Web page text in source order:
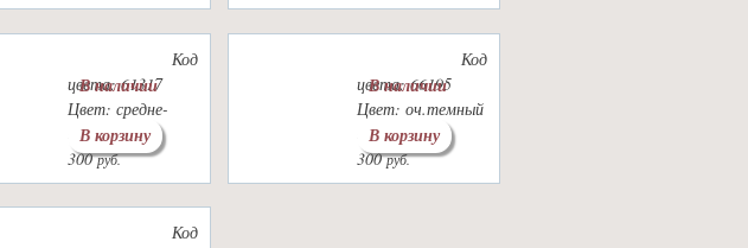
Код
цвета: 61317
Цвет: средне-
серый
300руб.
В наличии
В корзину
Код
цвета: 66195
Цвет: оч.темный
сине-серый
300руб.
В наличии
В корзину
Код